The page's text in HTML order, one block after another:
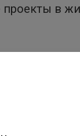
в
и